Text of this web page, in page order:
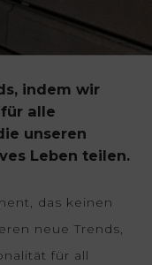
indem wir
alle
unseren
Leben teilen.
das keinen
neue Trends,
für all